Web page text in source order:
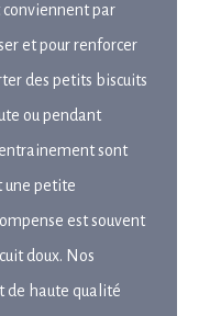
conviennent par
et pour renforcer
des petits biscuits
ou pendant
sont
une petite
est souvent
doux. Nos
de haute qualité